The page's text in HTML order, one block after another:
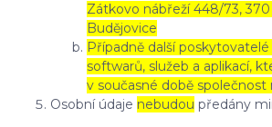
Zátkovo nábřeží 448/73, 370
Budějovice
Případně další
softwarů, služeb a aplikací,
v současné době společnost
Osobní údaje nebudou předány